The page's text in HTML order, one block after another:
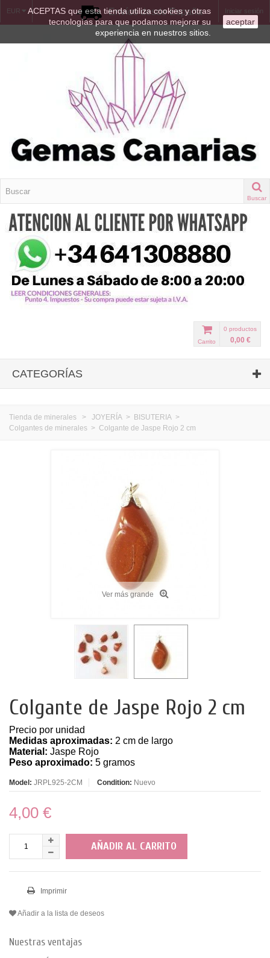
ACEPTAS que esta tienda utiliza cookies y otras
tecnologías para que podamos mejorar su
experiencia en nuestros sitios.
aceptar
EUR Iniciar sesión
Envíos desde España
Buscar
0 productos
0,00 €
Carrito
CATEGORÍAS
Tienda de minerales > JOYERÍA > BISUTERIA >
Colgantes de minerales > Colgante de Jaspe Rojo 2 cm
Ver más grande
Colgante de Jaspe Rojo 2 cm
Precio por unidad
Medidas aproximadas: 2 cm de largo
Material: Jaspe Rojo
Peso aproximado: 5 gramos
Model: JRPL925-2CM Condition: Nuevo
4,00 €
AÑADIR AL CARRITO
Imprimir
Añadir a la lista de deseos
Nuestras ventajas